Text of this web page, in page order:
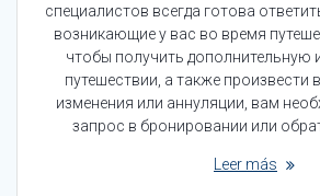
специалистов всегда готова
возникающие у вас во время
чтобы получить
путешествии, а также
изменения или аннуляции, вам
запрос в бронировании или
Leer más